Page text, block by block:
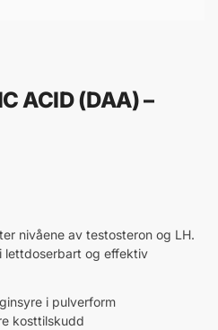
ACID (DAA) –
nivåene av testosteron og LH.
lettdoserbart og effektiv
i pulverform
kosttilskudd